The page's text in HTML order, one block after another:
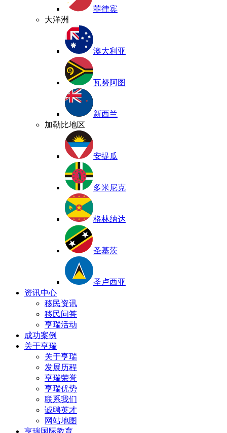
菲律宾
大洋洲
澳大利亚
瓦努阿图
新西兰
加勒比地区
安提瓜
多米尼克
格林纳达
圣基茨
圣卢西亚
资讯中心
移民资讯
移民问答
亨瑞活动
成功案例
关于亨瑞
关于亨瑞
发展历程
亨瑞荣誉
亨瑞优势
联系我们
诚聘英才
网站地图